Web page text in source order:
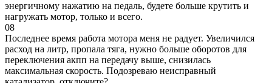
энергичному нажатию на педаль, будете больше крутить и
нагружать мотор, только и всего.
08
Последнее время работа мотора меня не радует. Увеличился
расход на литр, пропала тяга, нужно больше оборотов для
переключения акпп на передачу выше, снизилась
максимальная скорость. Подозреваю неисправный